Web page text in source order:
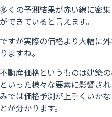
多くの予測結果が赤い線に密
ができていると言えます。
ですが実際の価格より大幅に
りますね。
不動産価格というものは建築
といった様々な要素に影響さ
みでは価格予測が上手くいか
とが分かります。